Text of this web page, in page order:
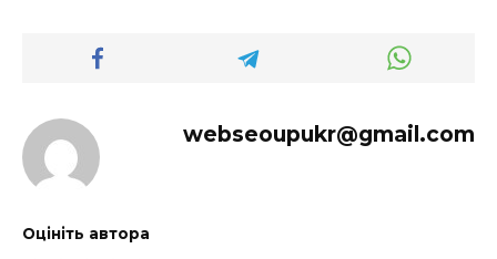
webseoupukr@gmail.com
Оцініть автора